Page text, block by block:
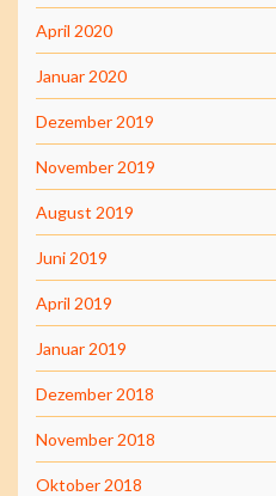
April 2020
Januar 2020
Dezember 2019
November 2019
August 2019
Juni 2019
April 2019
Januar 2019
Dezember 2018
November 2018
Oktober 2018